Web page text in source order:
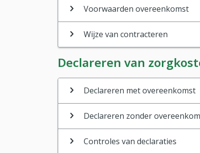
Voorwaarden overeenkomst
Wijze van contracteren
Declareren van
Declareren met overeenkomst
Declareren zonder
Controles van declaraties